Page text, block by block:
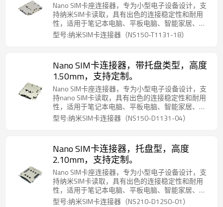
Nano SIM卡座连接器，专为小型电子设备设计，支
持纳米SIM卡读取，具有出色的连接稳定性和耐用
性，适用于笔记本电脑、平板电脑、智能家居、移
动通讯等设备，确保可靠的通讯和数据传输。
型号:纳米SIM卡连接器（NS150-T1131-18）
Nano SIM卡连接器，带托盘类型，高度
1.50mm，支持定制。
Nano SIM卡座连接器，专为小型电子设备设计，支
持nano SIM卡读取，具有出色的连接稳定性和耐用
性，适用于笔记本电脑、平板电脑、智能家居、移
动通讯等设备，确保可靠的通讯和数据传输。
型号:纳米SIM卡连接器（NS150-D1131-04）
Nano SIM卡连接器，托盘型，高度
2.10mm，支持定制。
Nano SIM卡座连接器，专为小型电子设备设计，支
持纳米SIM卡读取，具有出色的连接稳定性和耐用
性，适用于笔记本电脑、平板电脑、智能家居、移
动通讯等设备，确保可靠的通讯和数据传输。
型号:纳米SIM卡连接器（NS210-D1250-01）